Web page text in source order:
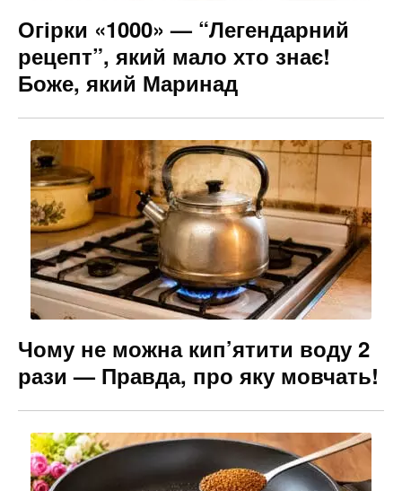
Огірки «1000» — “Легендарний
рецепт”, який мало хто знає!
Боже, який Маринад
Чому не можна кип’ятити воду 2
рази — Правда, про яку мовчать!